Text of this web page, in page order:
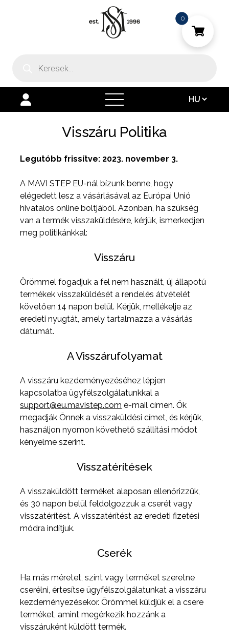
open
menu
Visszáru Politika
Legutóbb frissítve: 2023. november 3.
A MAVI STEP EU-nál bízunk benne, hogy
elégedett lesz a vásárlásával az Európai Unió
hivatalos online boltjából. Azonban, ha szükség
van a termék visszaküldésére, kérjük, ismerkedjen
meg politikánkkal:
Visszáru
Örömmel fogadjuk a fel nem használt, új állapotú
termékek visszaküldését a rendelés átvételét
követően 14 napon belül. Kérjük, mellékelje az
eredeti nyugtát, amely tartalmazza a vásárlás
dátumát.
A Visszárufolyamat
A visszáru kezdeményezéséhez lépjen
kapcsolatba ügyfélszolgálatunkkal a
support@eu.mavistep.com e-mail címen. Ők
megadják Önnek a visszaküldési címet, és kérjük,
használjon nyomon követhető szállítási módot
kényelme szerint.
Visszatérítések
A visszaküldött terméket alaposan ellenőrizzük,
és 30 napon belül feldolgozzuk a cserét vagy
visszatérítést. A visszatérítést az eredeti fizetési
módra indítjuk.
Cserék
Ha más méretet, színt vagy terméket szeretne
cserélni, értesítse ügyfélszolgálatunkat a visszáru
kezdeményezésekor. Örömmel küldjük el a csere
terméket, amint megérkezik hozzánk a
visszáruként küldött termék.
0